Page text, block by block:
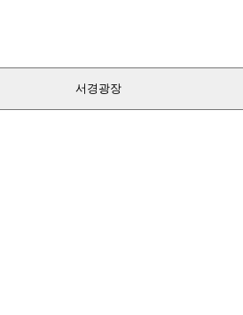
서경광장